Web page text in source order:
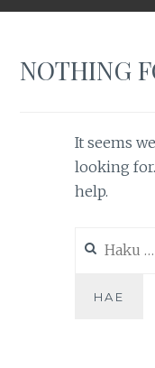
NOTHING
It seems
looking
help.